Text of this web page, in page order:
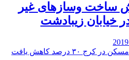
ساخت وسازهای غیر
خیابان زیبادشت